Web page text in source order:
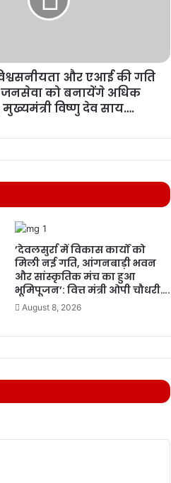
और एआई की गति
को बनायेंगे अधिक
विष्णु देव साय….
’देवलसुर्रा में विकास कार्यों को
मिली नई गति, आंगनबाड़ी भवन
और सांस्कृतिक मंच का हुआ
भूमिपूजन’: वित्त मंत्री ओपी चौधरी….
August 8, 2026